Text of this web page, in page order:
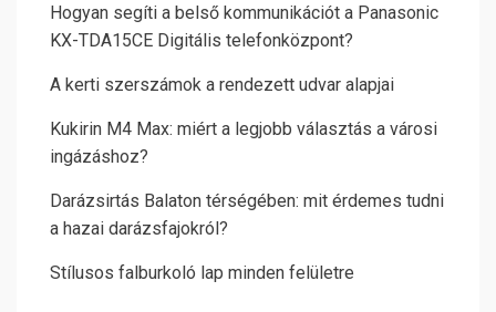
Hogyan segíti a belső kommunikációt a Panasonic
KX-TDA15CE Digitális telefonközpont?
A kerti szerszámok a rendezett udvar alapjai
Kukirin M4 Max: miért a legjobb választás a városi
ingázáshoz?
Darázsirtás Balaton térségében: mit érdemes tudni
a hazai darázsfajokról?
Stílusos falburkoló lap minden felületre